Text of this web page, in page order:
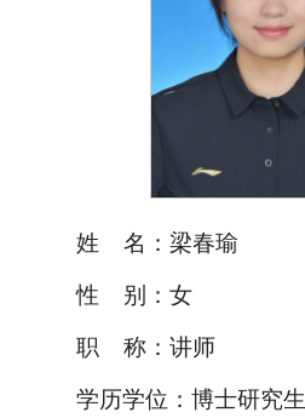
姓 名：梁春瑜
性 别：女
职 称：讲师
学历学位：博士研究生